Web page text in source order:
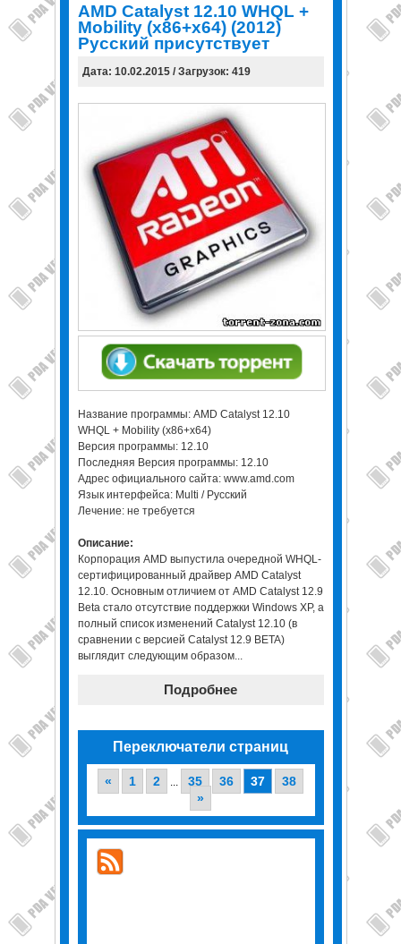
AMD Catalyst 12.10 WHQL +
Mobility (x86+x64) (2012)
Русский присутствует
Дата: 10.02.2015 / Загрузок: 419
Название программы: AMD Catalyst 12.10
WHQL + Mobility (x86+x64)
Версия программы: 12.10
Последняя Версия программы: 12.10
Адрес официального сайта: www.amd.com
Язык интерфейса: Multi / Русский
Лечение: не требуется
Описание:
Корпорация AMD выпустила очередной WHQL-
сертифицированный драйвер AMD Catalyst
12.10. Основным отличием от AMD Catalyst 12.9
Beta стало отсутствие поддержки Windows XP, а
полный список изменений Catalyst 12.10 (в
сравнении с версией Catalyst 12.9 BETA)
выглядит следующим образом...
Подробнее
Переключатели страниц
« 1 2 ... 35 36 37
38
»